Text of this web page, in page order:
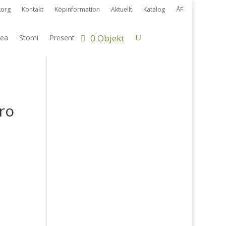
Kontakt Köpinformation Aktuellt Katalog ÅF
Stomi Present 0 Objekt